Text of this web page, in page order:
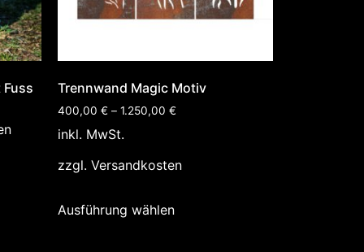
Trennwand Magic Motiv
400,00 € – 1.250,00 €
inkl. MwSt.
zzgl. Versandkosten
Ausführung wählen